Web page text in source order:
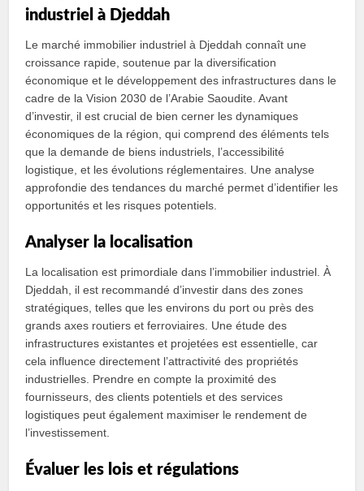
industriel à Djeddah
Le marché immobilier industriel à Djeddah connaît une
croissance rapide, soutenue par la diversification
économique et le développement des infrastructures dans le
cadre de la Vision 2030 de l’Arabie Saoudite. Avant
d’investir, il est crucial de bien cerner les dynamiques
économiques de la région, qui comprend des éléments tels
que la demande de biens industriels, l’accessibilité
logistique, et les évolutions réglementaires. Une analyse
approfondie des tendances du marché permet d’identifier les
opportunités et les risques potentiels.
Analyser la localisation
La localisation est primordiale dans l’immobilier industriel. À
Djeddah, il est recommandé d’investir dans des zones
stratégiques, telles que les environs du port ou près des
grands axes routiers et ferroviaires. Une étude des
infrastructures existantes et projetées est essentielle, car
cela influence directement l’attractivité des propriétés
industrielles. Prendre en compte la proximité des
fournisseurs, des clients potentiels et des services
logistiques peut également maximiser le rendement de
l’investissement.
Évaluer les lois et régulations